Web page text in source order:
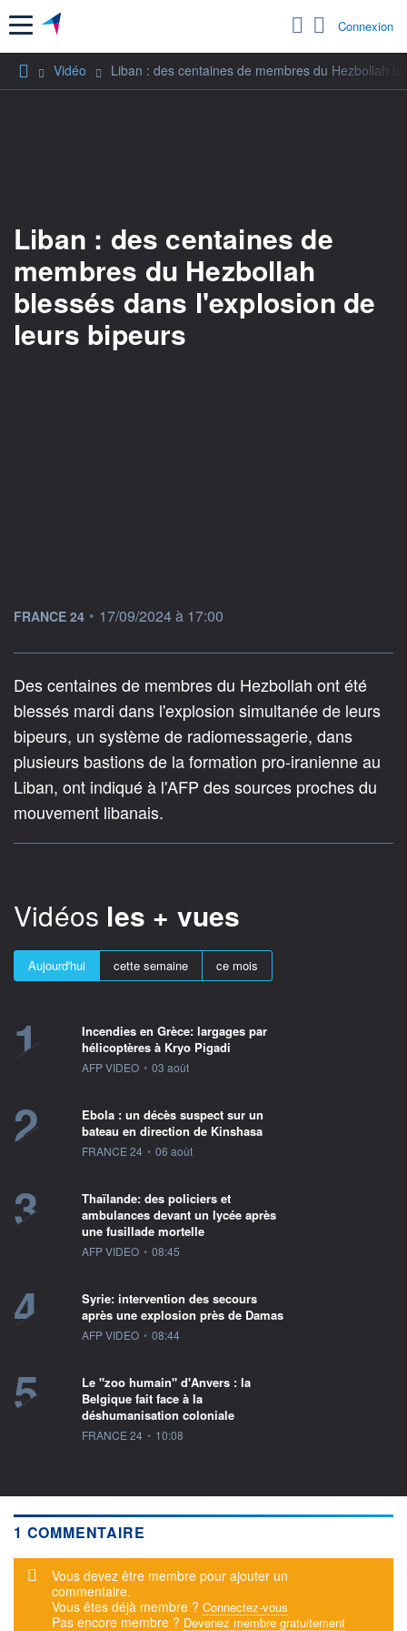
Menu Connexion
Vidéo Liban : des centaines de membres du Hezbollah
Liban : des centaines de
membres du Hezbollah
blessés dans l'explosion de
leurs bipeurs
information fournie par
FRANCE 24 • 17/09/2024 à 17:00
Des centaines de membres du Hezbollah ont été
blessés mardi dans l'explosion simultanée de leurs
bipeurs, un système de radiomessagerie, dans
plusieurs bastions de la formation pro-iranienne au
Liban, ont indiqué à l'AFP des sources proches du
mouvement libanais.
Vidéos les + vues
Aujourd'hui cette semaine ce mois
1
Incendies en Grèce: largages par
hélicoptères à Kryo Pigadi
information fournie par
AFP VIDEO • 03 août
2
Ebola : un décès suspect sur un
bateau en direction de Kinshasa
information fournie par
FRANCE 24 • 06 août
3
Thaïlande: des policiers et
ambulances devant un lycée après
une fusillade mortelle
information fournie par
AFP VIDEO • 08:45
4
Syrie: intervention des secours
après une explosion près de Damas
information fournie par
AFP VIDEO • 08:44
5
Le "zoo humain" d'Anvers : la
Belgique fait face à la
déshumanisation coloniale
information fournie par
FRANCE 24 • 10:08
1 COMMENTAIRE
Message d'alerte
Vous devez être membre pour ajouter un
commentaire.
Vous êtes déjà membre ? Connectez-vous
Pas encore membre ? Devenez membre gratuitement